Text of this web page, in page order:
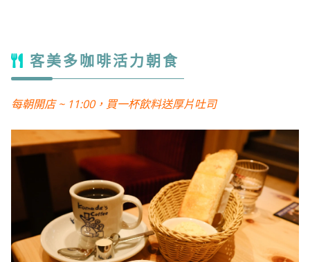
客美多咖啡活力朝食
每朝開店 ~ 11:00，買一杯飲料送厚片吐司